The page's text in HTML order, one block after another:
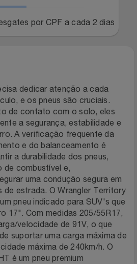
por CPF a cada 2 dias
dedicar atenção a cada
e os pneus são cruciais.
de contato com o solo, eles
a segurança, estabilidade e
A verificação frequente da
e do balanceamento é
a durabilidade dos pneus,
de combustível e,
uma condução segura em
de estrada. O Wrangler Territory
pneu indicado para SUV's que
17". Com medidas 205/55R17,
velocidade de 91V, o que
suportar uma carga máxima de
máxima de 240km/h. O
é um pneu premium